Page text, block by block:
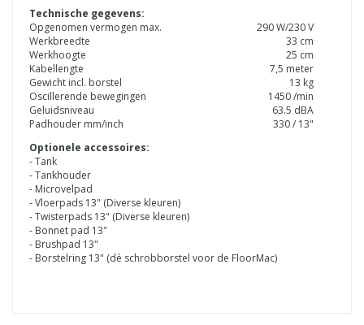
Technische gegevens:
Opgenomen vermogen max.
290 W/230 V
Werkbreedte
33 cm
Werkhoogte
25 cm
Kabellengte
7,5 meter
Gewicht incl. borstel
13 kg
Oscillerende bewegingen
1450 /min
Geluidsniveau
63.5 dBA
Padhouder mm/inch
330 / 13"
Optionele accessoires:
- Tank
- Tankhouder
- Microvelpad
- Vloerpads 13" (Diverse kleuren)
- Twisterpads 13" (Diverse kleuren)
- Bonnet pad 13"
- Brushpad 13"
- Borstelring 13" (dé schrobborstel voor de FloorMac)